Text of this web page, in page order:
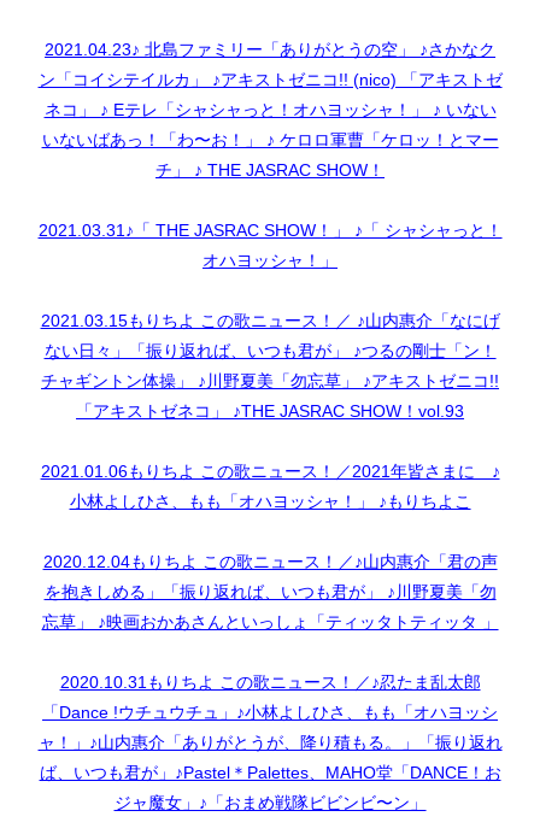
2021.04.23♪ 北島ファミリー「ありがとうの空」 ♪さかなク
ン「コイシテイルカ」 ♪アキストゼニコ!! (nico) 「アキストゼ
ネコ」 ♪ Eテレ「シャシャっと！オハヨッシャ！」 ♪ いない
いないばあっ！「わ〜お！」 ♪ ケロロ軍曹「ケロッ！とマー
チ」 ♪ THE JASRAC SHOW！
2021.03.31♪「 THE JASRAC SHOW！」 ♪「 シャシャっと！
オハヨッシャ！」
2021.03.15もりちよ この歌ニュース！／ ♪山内惠介「なにげ
ない日々」「振り返れば、いつも君が」 ♪つるの剛士「ン！
チャギントン体操」 ♪川野夏美「勿忘草」 ♪アキストゼニコ!!
「アキストゼネコ」 ♪THE JASRAC SHOW！vol.93
2021.01.06もりちよ この歌ニュース！／2021年皆さまに ♪
小林よしひさ、もも「オハヨッシャ！」 ♪もりちよこ
2020.12.04もりちよ この歌ニュース！／♪山内惠介「君の声
を抱きしめる」「振り返れば、いつも君が」 ♪川野夏美「勿
忘草」 ♪映画おかあさんといっしょ「ティッタトティッタ 」
2020.10.31もりちよ この歌ニュース！／♪忍たま乱太郎
「Dance !ウチュウチュ」♪小林よしひさ、もも「オハヨッシ
ャ！」♪山内惠介「ありがとうが、降り積もる。」「振り返れ
ば、いつも君が」♪Pastel＊Palettes、MAHO堂「DANCE！お
ジャ魔女」♪「おまめ戦隊ビビンビ〜ン」